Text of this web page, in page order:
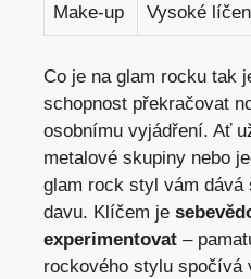
Make-up Vysoké
Co je na glam rocku tak
schopnost překračovat
osobnímu vyjádření. Ať
metalové skupiny nebo
glam rock styl vám
davu. Klíčem je
experimentovat –
rockového stylu spočívá